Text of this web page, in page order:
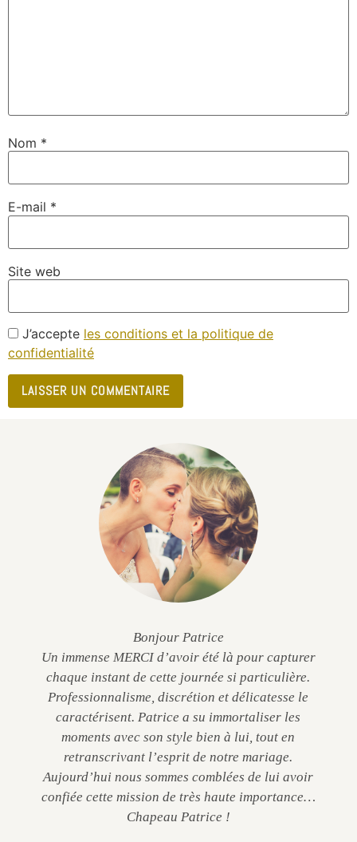
Nom *
E-mail *
Site web
J’accepte les conditions et la politique de
confidentialité
Bonjour Patrice
Un immense MERCI d’avoir été là pour capturer
chaque instant de cette journée si particulière.
Professionnalisme, discrétion et délicatesse le
caractérisent. Patrice a su immortaliser les
moments avec son style bien à lui, tout en
retranscrivant l’esprit de notre mariage.
Aujourd’hui nous sommes comblées de lui avoir
confiée cette mission de très haute importance…
Chapeau Patrice !